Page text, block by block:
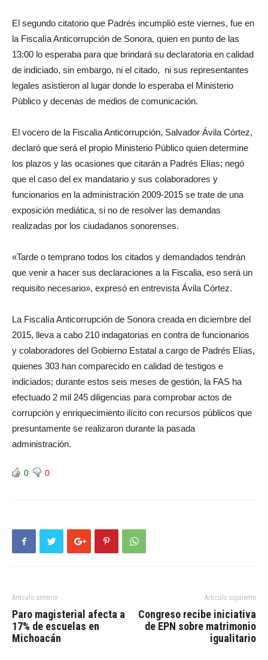
El segundo citatorio que Padrés incumplió este viernes, fue en
la Fiscalía Anticorrupción de Sonora, quien en punto de las
13:00 lo esperaba para que brindará su declaratoria en calidad
de indiciado, sin embargo, ni el citado, ni sus representantes
legales asistieron al lugar donde lo esperaba el Ministerio
Público y decenas de medios de comunicación.
El vocero de la Fiscalia Anticorrupción, Salvador Ávila Córtez,
declaró que será el propio Ministerio Público quien determine
los plazos y las ocasiones que citarán a Padrés Elías; negó
que el caso del ex mandatario y sus colaboradores y
funcionarios en la administración 2009-2015 se trate de una
exposición mediática, si no de resolver las demandas
realizadas por los ciudadanos sonorenses.
«Tarde o temprano todos los citados y demandados tendrán
que venir a hacer sus declaraciones a la Fiscalia, eso será un
requisito necesario», expresó en entrevista Ávila Córtez.
La Fiscalía Anticorrupción de Sonora creada en diciembre del
2015, lleva a cabo 210 indagatorias en contra de funcionarios
y colaboradores del Gobierno Estatal a cargo de Padrés Elías,
quienes 303 han comparecido en calidad de testigos e
indiciados; durante estos seis meses de gestión, la FAS ha
efectuado 2 mil 245 diligencias para comprobar actos de
corrupción y enriquecimiento ilícito con recursos públicos que
presuntamente se realizaron durante la pasada
administración.
0 0
Artículo anterior
Paro magisterial afecta a
17% de escuelas en
Michoacán
Artículo siguiente
Congreso recibe iniciativa
de EPN sobre matrimonio
igualitario